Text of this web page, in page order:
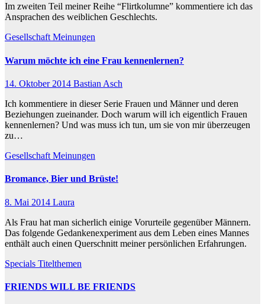
Im zweiten Teil meiner Reihe “Flirtkolumne” kommentiere ich das
Ansprachen des weiblichen Geschlechts.
GesellschaftMeinungen
Warum möchte ich eine Frau kennenlernen?
14. Oktober 2014 Bastian Asch
Ich kommentiere in dieser Serie Frauen und Männer und deren
Beziehungen zueinander. Doch warum will ich eigentlich Frauen
kennenlernen? Und was muss ich tun, um sie von mir überzeugen
zu…
Gesellschaft Meinungen
Bromance, Bier und Brüste!
8. Mai 2014 Laura
Als Frau hat man sicherlich einige Vorurteile gegenüber Männern.
Das folgende Gedankenexperiment aus dem Leben eines Mannes
enthält auch einen Querschnitt meiner persönlichen Erfahrungen.
Specials Titelthemen
FRIENDS WILL BE FRIENDS